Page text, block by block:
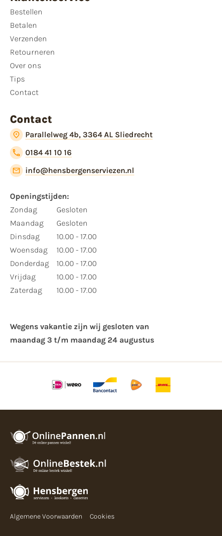
Bestellen
Betalen
Verzenden
Retourneren
Over ons
Tips
Contact
Contact
Parallelweg 4b, 3364 AL Sliedrecht
0184 41 10 16
info@hensbergenserviezen.nl
Openingstijden:
Zondag
Maandag
Dinsdag
Woensdag
Donderdag
Vrijdag
Zaterdag
Gesloten
Gesloten
10.00 - 17.00
10.00 - 17.00
10.00 - 17.00
10.00 - 17.00
10.00 - 17.00
Wegens vakantie zijn wij gesloten van ​
maandag 3 t/m maandag 24 augustus
Algemene Voorwaarden Cookies